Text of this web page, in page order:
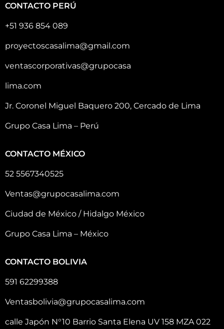
CONTACTO PERÚ
+51 936 854 089
proyectoscasalima@gmail.com
ventascorporativas@grupocasa
lima.com
Jr. Coronel Miguel Baquero 200, Cercado de Lima
Grupo Casa Lima – Perú
CONTACTO MÉXICO
52 5567340525
Ventas@grupocasalima.com
Ciudad de México / Hidalgo México
Grupo Casa Lima – México
CONTACTO BOLIVIA
591 62299388
Ventasbolivia@grupocasalima.com
calle Japón N°10 Barrio Santa Elena UV 158 MZA 022